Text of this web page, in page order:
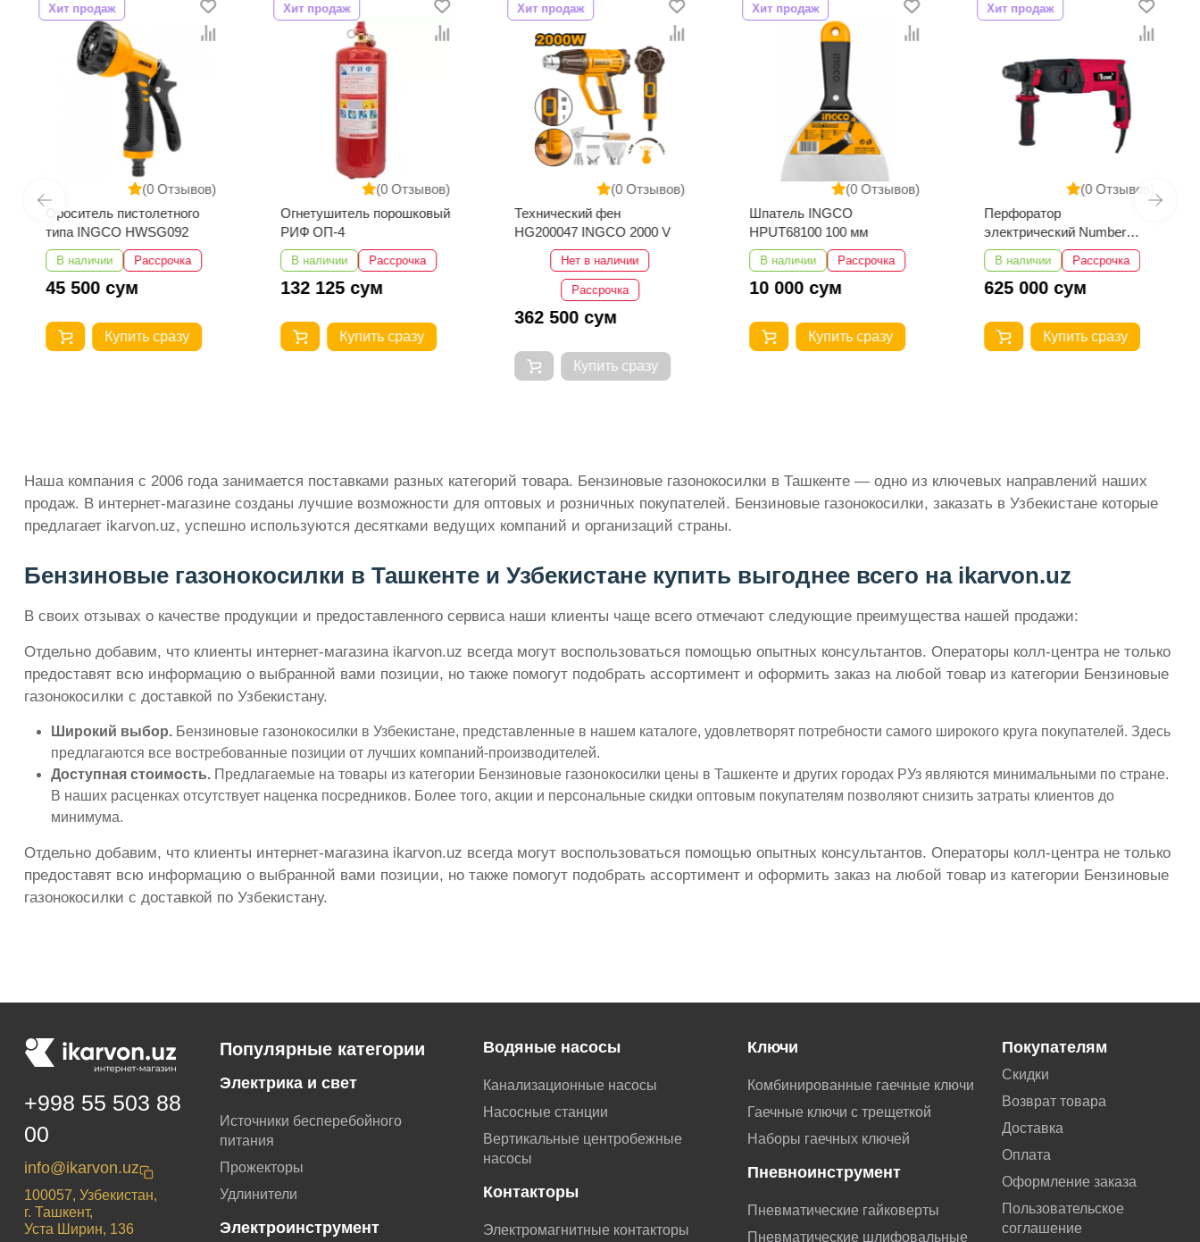
(0 Отзывов)
Хит продаж
Ороситель пистолетного
типа INGCO HWSG092
В наличии Рассрочка
45 500 сум
Купить сразу
(0 Отзывов)
Хит продаж
Огнетушитель порошковый
РИФ ОП-4
В наличии Рассрочка
132 125 сум
Купить сразу
(0 Отзывов)
Хит продаж
Технический фен
HG200047 INGCO 2000 V
Нет в наличии
Рассрочка
362 500 сум
Купить сразу
(0 Отзывов)
Хит продаж
Шпатель INGCO
HPUT68100 100 мм
В наличии Рассрочка
10 000 сум
Купить сразу
(0 Отзывов)
Хит продаж
Перфоратор
электрический Number
One EH1300/30-1
В наличии Рассрочка
625 000 сум
Купить сразу
Наша компания с 2006 года занимается поставками разных категорий товара. Бензиновые газонокосилки в Ташкенте — одно из ключевых направлений наших
продаж. В интернет-магазине созданы лучшие возможности для оптовых и розничных покупателей. Бензиновые газонокосилки, заказать в Узбекистане которые
предлагает ikarvon.uz, успешно используются десятками ведущих компаний и организаций страны.
Бензиновые газонокосилки в Ташкенте и Узбекистане купить выгоднее всего на ikarvon.uz
В своих отзывах о качестве продукции и предоставленного сервиса наши клиенты чаще всего отмечают следующие преимущества нашей продажи:
Отдельно добавим, что клиенты интернет-магазина ikarvon.uz всегда могут воспользоваться помощью опытных консультантов. Операторы колл-центра не только
предоставят всю информацию о выбранной вами позиции, но также помогут подобрать ассортимент и оформить заказ на любой товар из категории Бензиновые
газонокосилки с доставкой по Узбекистану.
Широкий выбор. Бензиновые газонокосилки в Узбекистане, представленные в нашем каталоге, удовлетворят потребности самого широкого круга покупателей. Здесь
предлагаются все востребованные позиции от лучших компаний-производителей.
Доступная стоимость. Предлагаемые на товары из категории Бензиновые газонокосилки цены в Ташкенте и других городах РУз являются минимальными по стране.
В наших расценках отсутствует наценка посредников. Более того, акции и персональные скидки оптовым покупателям позволяют снизить затраты клиентов до
минимума.
Отдельно добавим, что клиенты интернет-магазина ikarvon.uz всегда могут воспользоваться помощью опытных консультантов. Операторы колл-центра не только
предоставят всю информацию о выбранной вами позиции, но также помогут подобрать ассортимент и оформить заказ на любой товар из категории Бензиновые
газонокосилки с доставкой по Узбекистану.
+998 55 503 88
00
info@ikarvon.uz
100057, Узбекистан,
г. Ташкент,
Уста Ширин, 136
Популярные категории
Электрика и свет
Источники бесперебойного
питания
Прожекторы
Удлинители
Электроинструмент
Водяные насосы
Канализационные насосы
Насосные станции
Вертикальные центробежные
насосы
Контакторы
Электромагнитные контакторы
Ключи
Комбинированные гаечные ключи
Гаечные ключи с трещеткой
Наборы гаечных ключей
Пневноинструмент
Пневматические гайковерты
Пневматические шлифовальные
Покупателям
Скидки
Возврат товара
Доставка
Оплата
Оформление заказа
Пользовательское
соглашение